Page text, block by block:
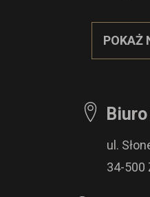
POKAŻ
ul.
34-500